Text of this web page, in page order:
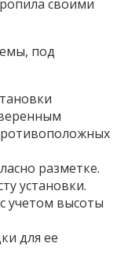
под
разметке.
установки.
учетом высоты
для ее